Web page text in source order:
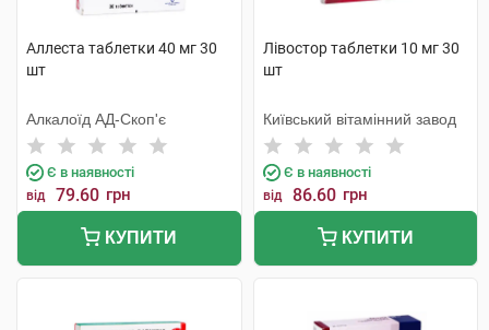
Аллеста таблетки 40 мг 30
шт
Алкалоїд АД-Скоп'є
Є в наявності
від 79.60 грн
КУПИТИ
Лівостор таблетки 10 мг 30
шт
Київський вітамінний завод
Є в наявності
від 86.60 грн
КУПИТИ